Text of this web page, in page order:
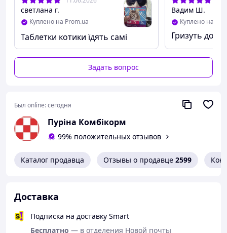
светлана г.
Куплено на Prom.ua
Таблетки котики їдять самі
Вадим Ш.
Куплено на
Гризуть
Задать вопрос
Был online:сегодня
Пуріна Комбікорм
99% положительных отзывов
Каталог продавца Отзывы о продавце 2599
Доставка
Подписка на доставку Smart
Бесплатно — в отделения Новой почты